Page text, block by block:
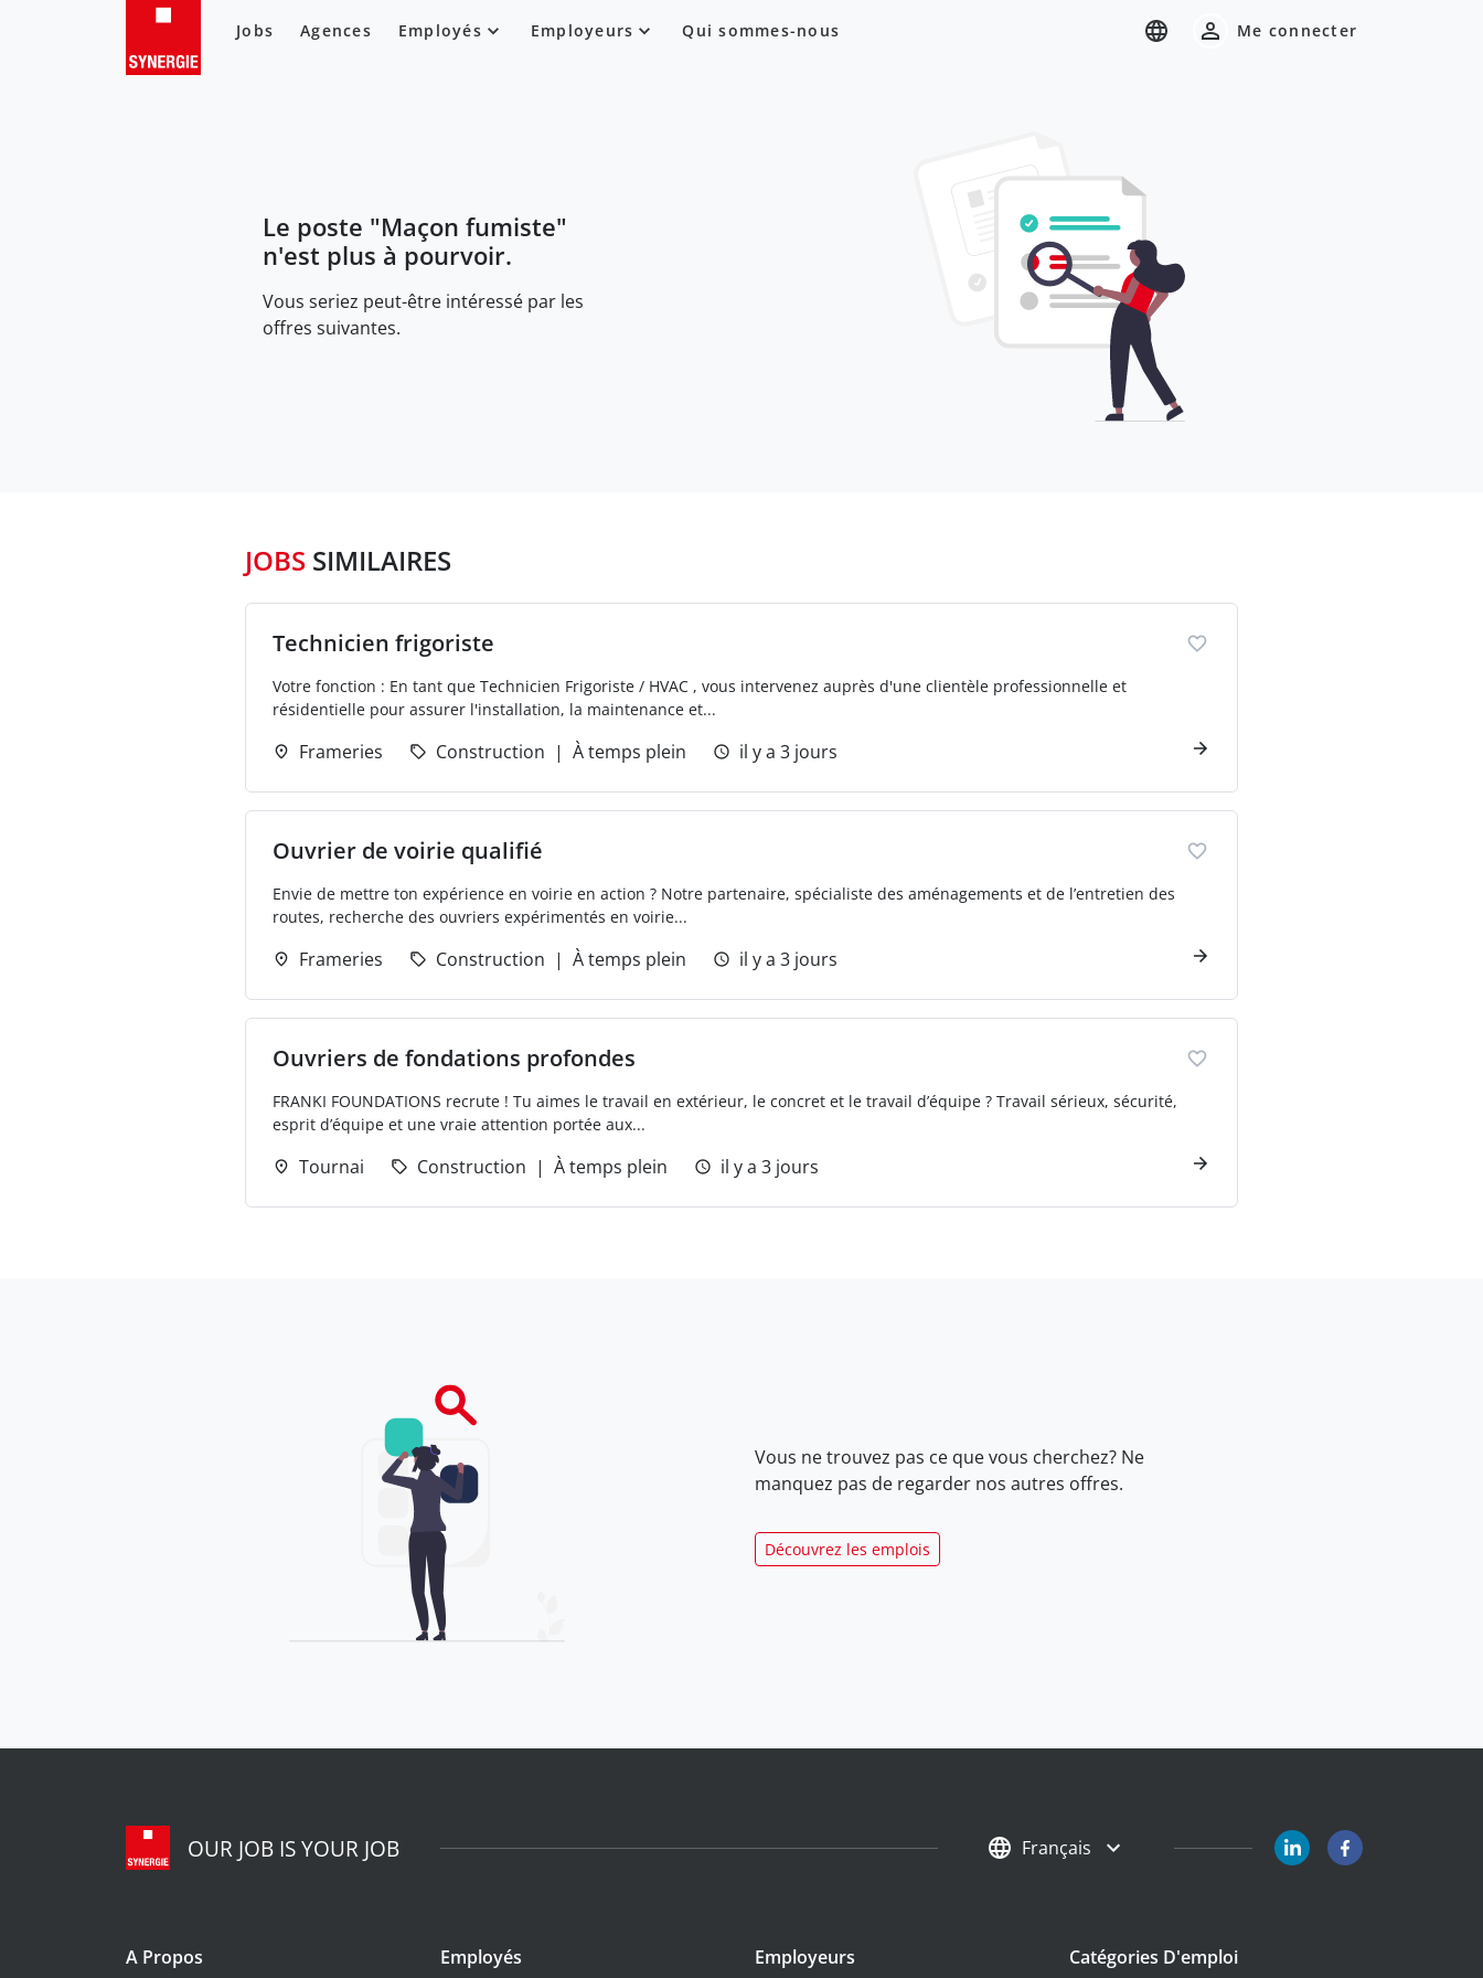
Jobs Agences Employés Employeurs Qui sommes-nous Me connecter
Le poste "Maçon fumiste"
n'est plus à pourvoir.
Vous seriez peut-être intéressé par les
offres suivantes.
JOBS SIMILAIRES
Technicien frigoriste
Votre fonction : En tant que Technicien Frigoriste / HVAC , vous intervenez auprès d'une clientèle professionnelle et
résidentielle pour assurer l'installation, la maintenance et...
Frameries Construction À temps plein il y a 3 jours
Ouvrier de voirie qualifié
Envie de mettre ton expérience en voirie en action ? Notre partenaire, spécialiste des aménagements et de l’entretien des
routes, recherche des ouvriers expérimentés en voirie...
Frameries Construction À temps plein il y a 3 jours
Ouvriers de fondations profondes
FRANKI FOUNDATIONS recrute ! Tu aimes le travail en extérieur, le concret et le travail d’équipe ? Travail sérieux, sécurité,
esprit d’équipe et une vraie attention portée aux...
Tournai Construction À temps plein il y a 3 jours
Vous ne trouvez pas ce que vous cherchez? Ne
manquez pas de regarder nos autres offres.
Découvrez les emplois
OUR JOB IS YOUR JOB Français
A Propos Employés Employeurs Catégories D'emploi